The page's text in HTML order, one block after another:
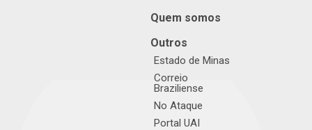
Quem somos
Outros
Estado de Minas
Correio
Braziliense
No Ataque
Portal UAI